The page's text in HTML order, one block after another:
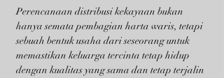
Perencanaan distribusi kekayaan bukan
hanya semata pembagian harta waris, tetapi
sebuah bentuk usaha dari seseorang untuk
memastikan keluarga tercinta tetap hidup
dengan kualitas yang sama dan tetap terjalin